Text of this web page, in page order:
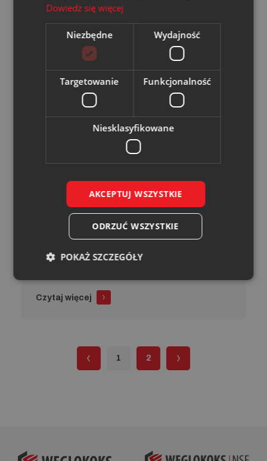
Modernizacja sieci i przyłączy na
terenie Miasta Ruda Śląska –
projekt III
Likwidacja niskiej emisji w Rudzie
Czytaj więcej
Likwidacja niskiej emisji w Rudzie
Czytaj więcej
1 2
Dowiedz się więcej
Niezbędne Wydajność
Targetowanie Funkcjonalność
Niesklasyfikowane
AKCEPTUJ WSZYSTKIE
ODRZUĆ WSZYSTKIE
POKAŻ SZCZEGÓŁY